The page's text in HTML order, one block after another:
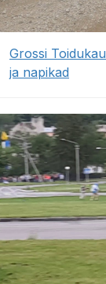
Grossi
ja napikad